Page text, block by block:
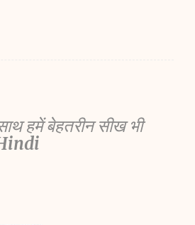
हमें बेहतरीन सीख भी